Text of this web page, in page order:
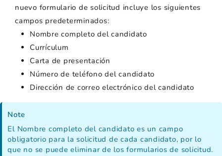
nuevo formulario de solicitud incluye los siguientes
campos predeterminados:
Nombre completo del candidato
Currículum
Carta de presentación
Número de teléfono del candidato
Dirección de correo electrónico del candidato
Note
El Nombre completo del candidato es un campo
obligatorio para la solicitud de cada candidato, por lo
que no se puede eliminar de los formularios de solicitud.